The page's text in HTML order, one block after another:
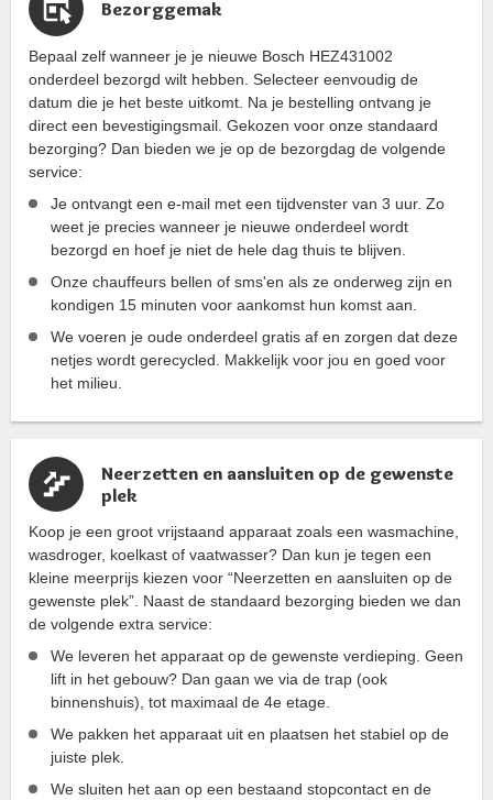
Bezorggemak
Bepaal zelf wanneer je je nieuwe Bosch HEZ431002
onderdeel bezorgd wilt hebben. Selecteer eenvoudig de
datum die je het beste uitkomt. Na je bestelling ontvang je
direct een bevestigingsmail. Gekozen voor onze standaard
bezorging? Dan bieden we je op de bezorgdag de volgende
service:
Je ontvangt een e-mail met een tijdvenster van 3 uur. Zo
weet je precies wanneer je nieuwe onderdeel wordt
bezorgd en hoef je niet de hele dag thuis te blijven.
Onze chauffeurs bellen of sms'en als ze onderweg zijn en
kondigen 15 minuten voor aankomst hun komst aan.
We voeren je oude onderdeel gratis af en zorgen dat deze
netjes wordt gerecycled. Makkelijk voor jou en goed voor
het milieu.
Neerzetten en aansluiten op de gewenste
plek
Koop je een groot vrijstaand apparaat zoals een wasmachine,
wasdroger, koelkast of vaatwasser? Dan kun je tegen een
kleine meerprijs kiezen voor “Neerzetten en aansluiten op de
gewenste plek”. Naast de standaard bezorging bieden we dan
de volgende extra service:
We leveren het apparaat op de gewenste verdieping. Geen
lift in het gebouw? Dan gaan we via de trap (ook
binnenshuis), tot maximaal de 4e etage.
We pakken het apparaat uit en plaatsen het stabiel op de
juiste plek.
We sluiten het aan op een bestaand stopcontact en de